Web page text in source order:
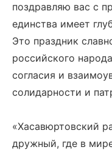
поздравляю вас с
единства имеет
Это праздник
российского
согласия и
солидарности и
«Хасавюртовский
дружный, где в